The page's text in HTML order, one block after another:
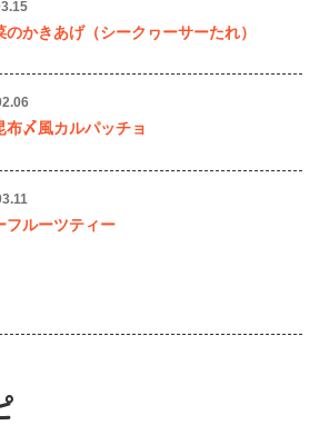
のかきあげ（シークヮーサーたれ）
布〆風カルパッチョ
フルーツティー